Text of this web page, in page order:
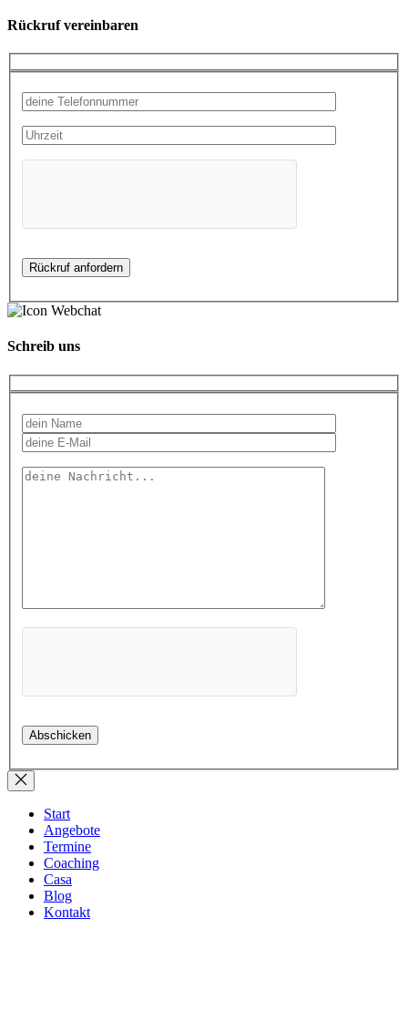
Rückruf vereinbaren
Schreib uns
Start
Angebote
Termine
Coaching
Casa
Blog
Kontakt